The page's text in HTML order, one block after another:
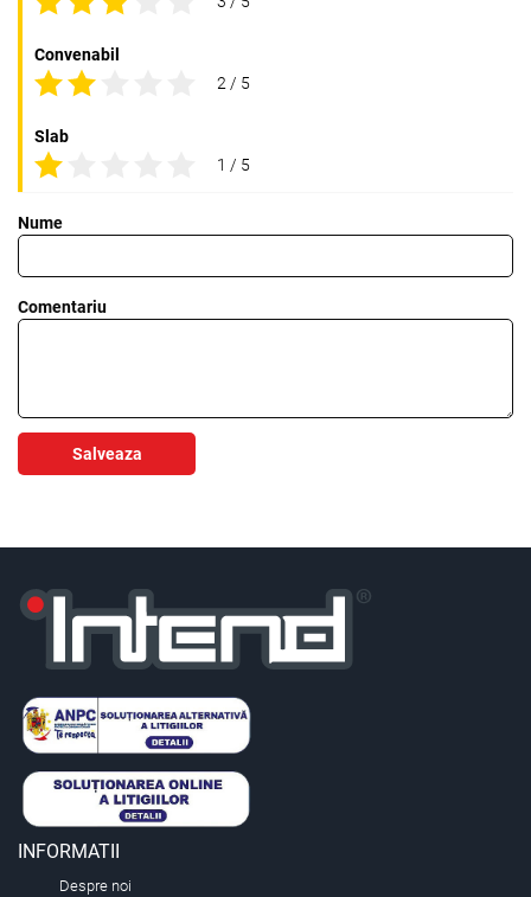
Convenabil
2 / 5
Slab
1 / 5
Nume
Comentariu
Salveaza
INFORMATII
Despre noi